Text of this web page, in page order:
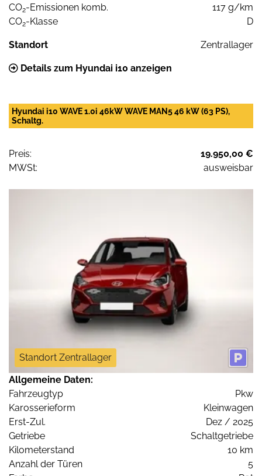
CO2-Emissionen komb.
117 g/km
CO2-Klasse D
Standort Zentrallager
Details zum Hyundai i10 anzeigen
Hyundai i10 WAVE 1.0i 46kW WAVE MAN5 46 kW (63 PS),
Schaltg.
Preis:
19.950,00 €
MWSt:
ausweisbar
Standort Zentrallager
Allgemeine Daten:
Fahrzeugtyp
Pkw
Karosserieform
Kleinwagen
Erst-Zul.
Dez / 2025
Getriebe
Schaltgetriebe
Kilometerstand
10 km
Anzahl der Türen
5